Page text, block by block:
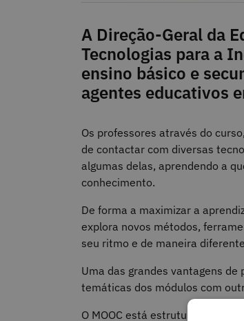
A Direção-Geral da
Tecnologias para a
ensino básico e
agentes educativos
Os professores através do curso,
de contactar com diversas
algumas delas, aprendendo a
conhecimento.
De forma a maximizar a
explora novos métodos,
seu ritmo e de maneira
Uma das grandes vantagens
temáticas dos módulos com
O MOOC está estruturado em